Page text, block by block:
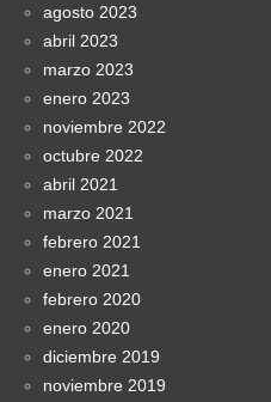
agosto 2023
abril 2023
marzo 2023
enero 2023
noviembre 2022
octubre 2022
abril 2021
marzo 2021
febrero 2021
enero 2021
febrero 2020
enero 2020
diciembre 2019
noviembre 2019